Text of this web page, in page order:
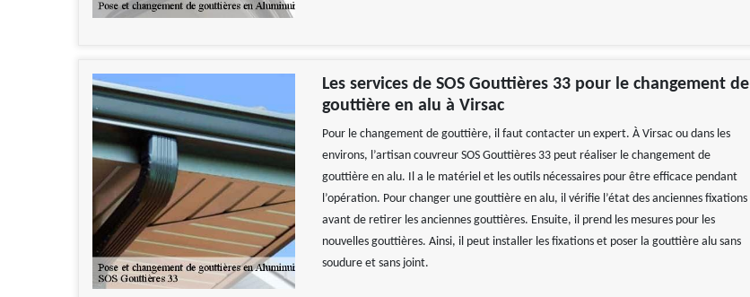
Les services de SOS Gouttières 33 pour le changement de
gouttière en alu à Virsac
Pour le changement de gouttière, il faut contacter un expert. À Virsac ou dans les
environs, l’artisan couvreur SOS Gouttières 33 peut réaliser le changement de
gouttière en alu. Il a le matériel et les outils nécessaires pour être efficace pendant
l’opération. Pour changer une gouttière en alu, il vérifie l’état des anciennes fixations
avant de retirer les anciennes gouttières. Ensuite, il prend les mesures pour les
nouvelles gouttières. Ainsi, il peut installer les fixations et poser la gouttière alu sans
soudure et sans joint.